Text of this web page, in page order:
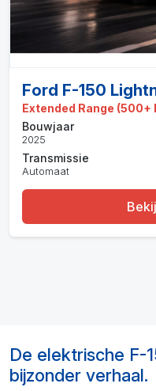
Ford F-150
Extended Range
Bouwjaar
2025
Transmissie
Automaat
De elektrische F-
bijzonder verhaal.